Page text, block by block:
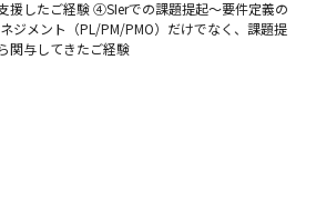
援したご経験 ④SIerでの課題提起～要件定義の
ジメント（PL/PM/PMO）だけでなく、課題提
関与してきたご経験